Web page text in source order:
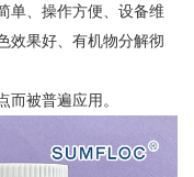
单、操作方便、设备维
效果好、有机物分解彻
被普遍应用。